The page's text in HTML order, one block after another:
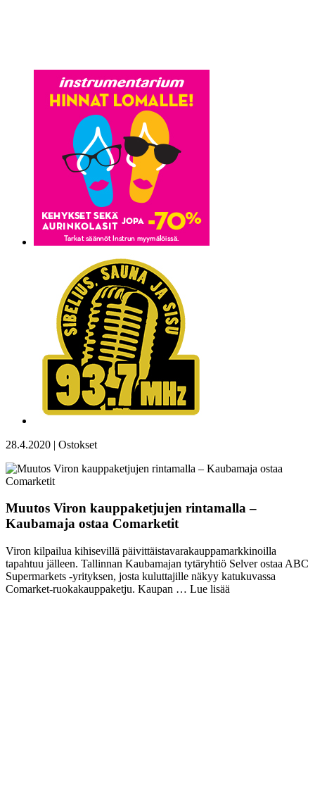
28.4.2020 | Ostokset
Muutos Viron kauppaketjujen rintamalla –
Kaubamaja ostaa Comarketit
Viron kilpailua kihisevillä päivittäistavarakauppamarkkinoilla
tapahtuu jälleen. Tallinnan Kaubamajan tytäryhtiö Selver ostaa ABC
Supermarkets -yrityksen, josta kuluttajille näkyy katukuvassa
Comarket-ruokakauppaketju. Kaupan … Lue lisää